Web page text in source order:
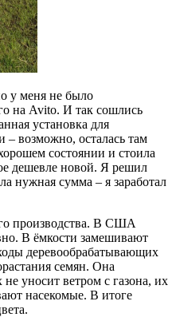
у меня не было
на Avito. И так сошлись
установка для
– возможно, осталась там
состоянии и стоила
дешевле новой. Я решил
нужная сумма – я заработал
производства. В США
В ёмкости замешивают
деревообрабатывающих
семян. Она
уносит ветром с газона, их
насекомые. В итоге